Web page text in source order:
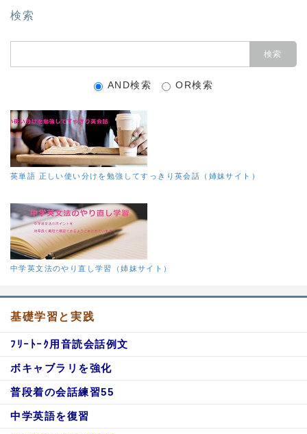
検索
AND検索 OR検索
英単語 正しい使い分けを勉強してすっきり英会話（姉妹サイト）
中学英文法のやり直し学習（姉妹サイト）
基礎学習と実践
ﾌﾘｰﾄｰｸ用音読会話例文
ボキャブラリを強化
普段着の会話練習55
中学英語を復習